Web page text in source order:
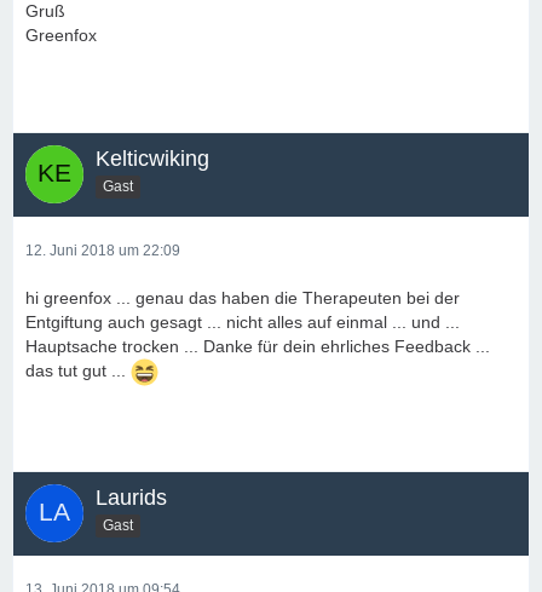
Gruß
Greenfox
Kelticwiking
Gast
12. Juni 2018 um 22:09
hi greenfox ... genau das haben die Therapeuten bei der
Entgiftung auch gesagt ... nicht alles auf einmal ... und ...
Hauptsache trocken ... Danke für dein ehrliches Feedback ...
das tut gut ...
Laurids
Gast